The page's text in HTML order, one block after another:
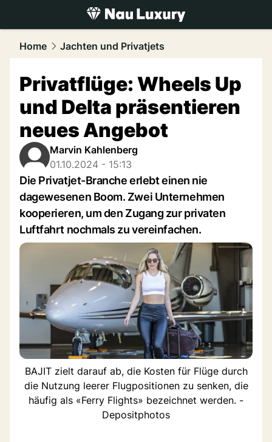
luxury.NAU.ch
Home Jachten und Privatjets
Privatflüge: Wheels Up
und Delta präsentieren
neues Angebot
Marvin Kahlenberg
01.10.2024 - 15:13
Die Privatjet-Branche erlebt einen nie
dagewesenen Boom. Zwei Unternehmen
kooperieren, um den Zugang zur privaten
Luftfahrt nochmals zu vereinfachen.
BAJIT zielt darauf ab, die Kosten für Flüge durch
die Nutzung leerer Flugpositionen zu senken, die
häufig als «Ferry Flights» bezeichnet werden. -
Depositphotos